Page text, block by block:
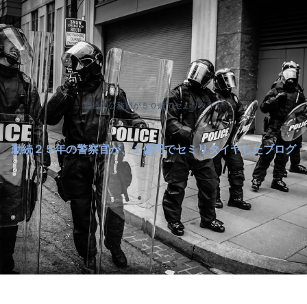
普通の公務員が５０歳でセミリタイヤ
勤続２５年の警察官が、１億円でセミリタイヤしたブログ